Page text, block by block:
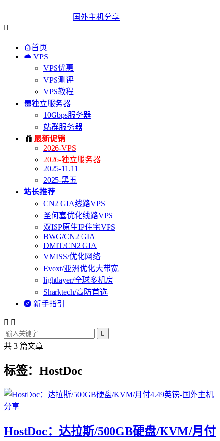
国外主机分享

首页
 VPS
VPS优惠
VPS测评
VPS教程
独立服务器
10Gbps服务器
站群服务器
 最新促销
2026-VPS
2026-独立服务器
2025-11.11
2025-黑五
站长推荐
CN2 GIA线路VPS
圣何塞优化线路VPS
双ISP原生IP住宅VPS
BWG/CN2 GIA
DMIT/CN2 GIA
VMISS/优化网络
Evoxt/亚洲优化大带宽
lightlayer/全球多机房
Sharktech/高防首选
 新手指引
 

共 3 篇文章
标签：HostDoc
HostDoc：达拉斯/500GB硬盘/KVM/月付